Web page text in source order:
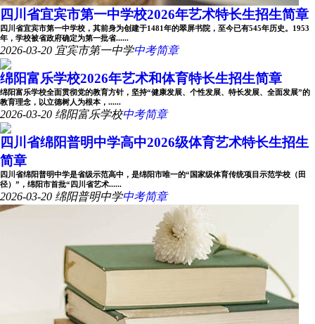
四川省宜宾市第一中学校2026年艺术特长生招生简章
四川省宜宾市第一中学校，其前身为创建于1481年的翠屏书院，至今已有545年历史。1953
年，学校被省政府确定为第一批省......
2026-03-20 宜宾市第一中学中考简章
绵阳富乐学校2026年艺术和体育特长生招生简章
绵阳富乐学校全面贯彻党的教育方针，坚持“健康发展、个性发展、特长发展、全面发展”的
教育理念，以立德树人为根本，......
2026-03-20 绵阳富乐学校中考简章
四川省绵阳普明中学高中2026级体育艺术特长生招生
简章
四川省绵阳普明中学是省级示范高中，是绵阳市唯一的“国家级体育传统项目示范学校（田
径）”，绵阳市首批“四川省艺术......
2026-03-20 绵阳普明中学中考简章